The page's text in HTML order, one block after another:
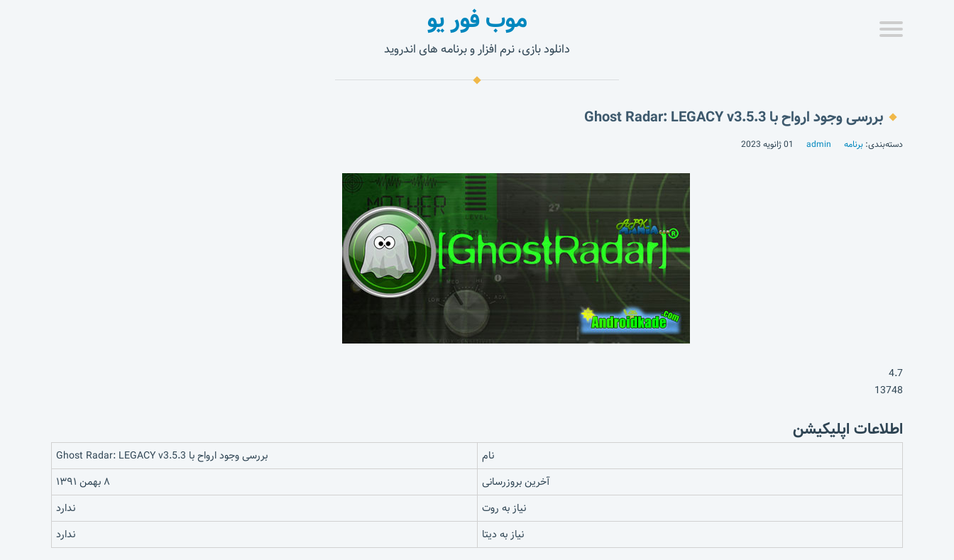
موب فور یو
دانلود بازی، نرم افزار و برنامه های اندروید
بررسی وجود ارواح با Ghost Radar: LEGACY v3.5.3
دسته‌بندی: برنامه admin 01 ژانویه 2023
4.7
13748
اطلاعات اپلیکیشن
نام
بررسی وجود ارواح با Ghost Radar: LEGACY v3.5.3
آخرین بروزرسانی
۸ بهمن ۱۳۹۱
نیاز به روت
ندارد
نیاز به دیتا
ندارد